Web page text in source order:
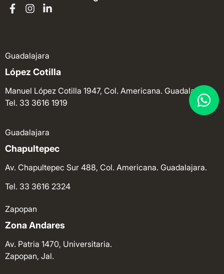
Guadalajara
López Cotilla
Manuel López Cotilla 1947, Col. Americana. Guadalajara.
Tel. 33 3616 1919
Guadalajara
Chapultepec
Av. Chapultepec Sur 488, Col. Americana. Guadalajara.
Tel. 33 3616 2324
Zapopan
Zona Andares
Av. Patria 1470, Universitaria.
Zapopan, Jal.